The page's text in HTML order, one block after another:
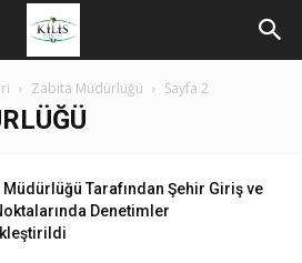
Zabıta Müdürlüğü Sayfa 2
Müdürlüğü Tarafından Şehir Giriş ve
Denetimler